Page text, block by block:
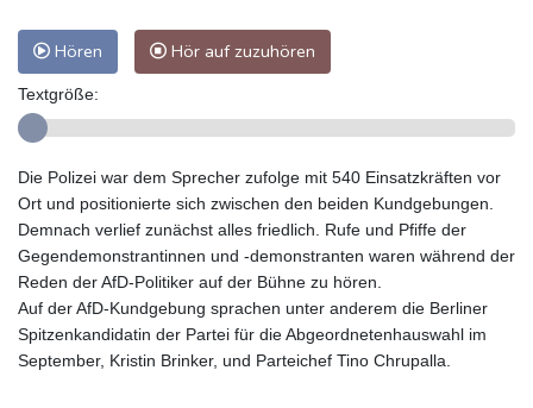
Hören Hör auf zuzuhören
Textgröße:
Die Polizei war dem Sprecher zufolge mit 540 Einsatzkräften vor
Ort und positionierte sich zwischen den beiden Kundgebungen.
Demnach verlief zunächst alles friedlich. Rufe und Pfiffe der
Gegendemonstrantinnen und -demonstranten waren während der
Reden der AfD-Politiker auf der Bühne zu hören.
Auf der AfD-Kundgebung sprachen unter anderem die Berliner
Spitzenkandidatin der Partei für die Abgeordnetenhauswahl im
September, Kristin Brinker, und Parteichef Tino Chrupalla.